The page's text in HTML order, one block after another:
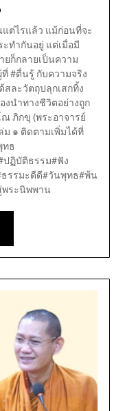
แต่ไรแล้ว แม้ก่อนที่จะ
ทำกันอยู่ แต่เมื่อมี
ยก็กลายเป็นความ
#ตื่นรู้ กับความจริง
สละวัตถุปลุกเสกทิ้ง
งนำทางชีวิตอย่างถูก
ภิกขุ (พระอาจารย์
๑ ติดตามเพิ่มได้ที่
ทธ
ปฏิบัติธรรม#ฟัง
รรมะดีดี#วันพุทธ#พ้น
พระนิพพาน